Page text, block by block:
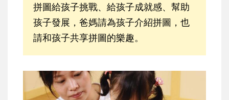
拼圖給孩子挑戰、給孩子成就感、幫助
孩子發展，爸媽請為孩子介紹拼圖，也
請和孩子共享拼圖的樂趣。